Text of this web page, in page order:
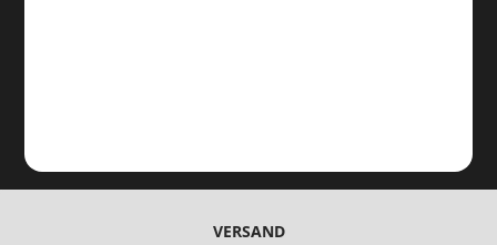
VERSAND